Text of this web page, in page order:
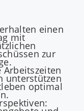
einen
mit
zur
Arbeitszeiten
unterstützen
optimal